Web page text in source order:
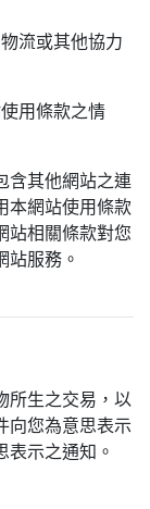
流或其他協力
用條款之情
含其他網站之連
本網站使用條款
站相關條款對您
站服務。
所生之交易，以
向您為意思表示
表示之通知。